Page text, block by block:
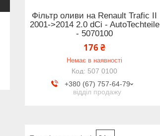
Фільтр оливи на Renault Trafic II
2001->2014 2.0 dCi - AutoTechteile
- 5070100
176 ₴
Немає в наявності
507 0100
+380 (67) 757-64-79
відділ продажу